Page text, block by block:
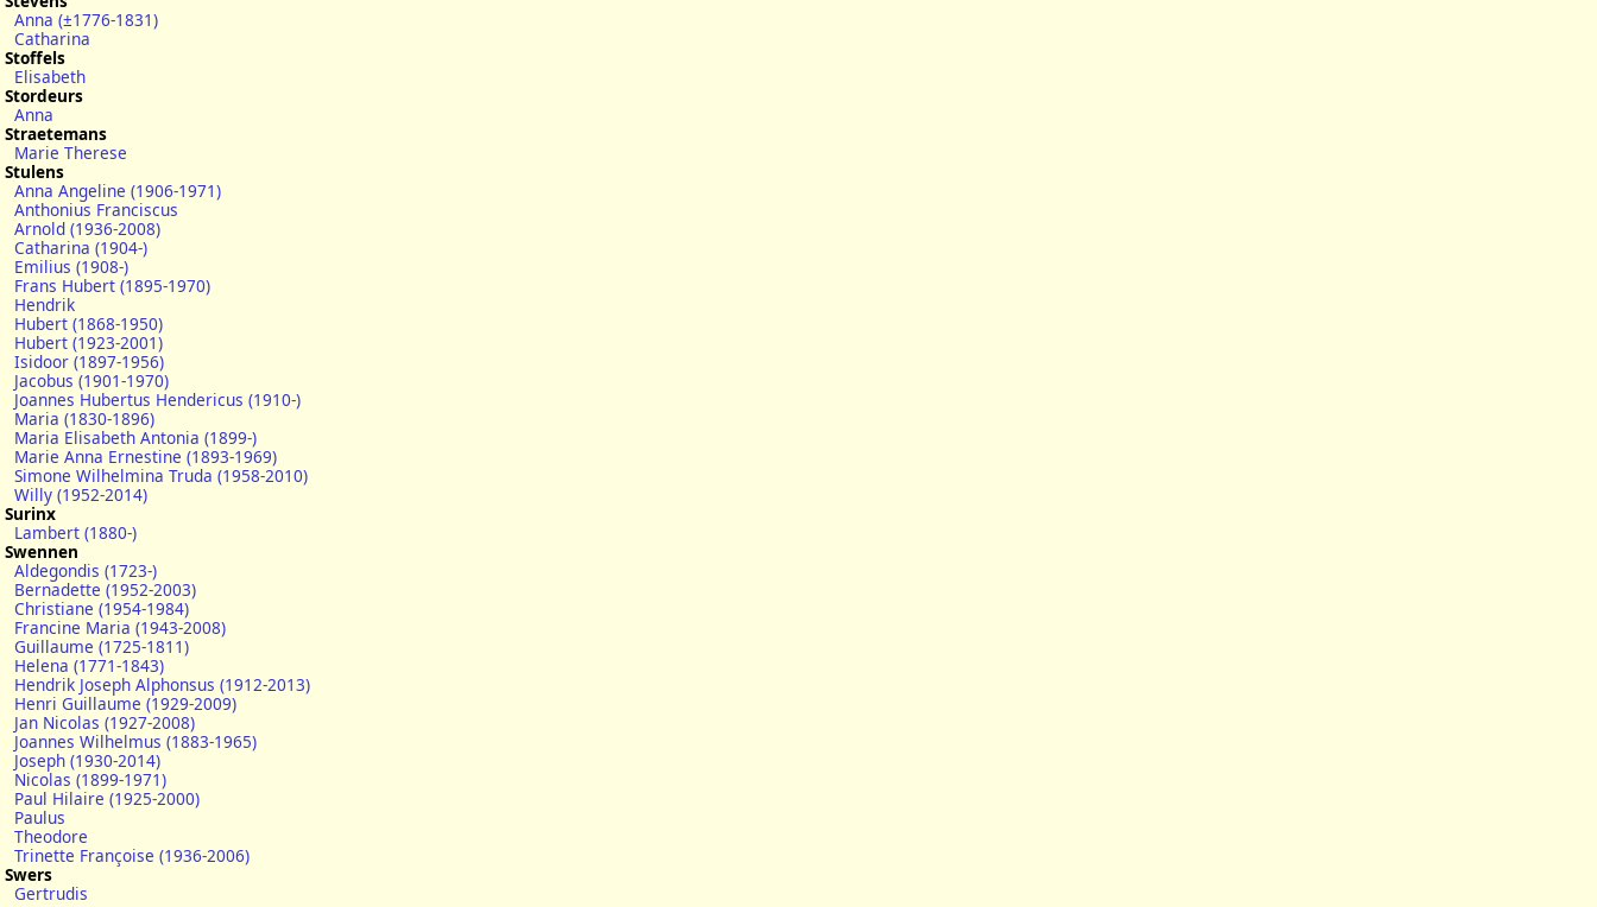
Anna (±1776-1831)
Catharina
Stoffels
Elisabeth
Stordeurs
Anna
Straetemans
Marie Therese
Stulens
Anna Angeline (1906-1971)
Anthonius Franciscus
Arnold (1936-2008)
Catharina (1904-)
Emilius (1908-)
Frans Hubert (1895-1970)
Hendrik
Hubert (1868-1950)
Hubert (1923-2001)
Isidoor (1897-1956)
Jacobus (1901-1970)
Joannes Hubertus Hendericus (1910-)
Maria (1830-1896)
Maria Elisabeth Antonia (1899-)
Marie Anna Ernestine (1893-1969)
Simone Wilhelmina Truda (1958-2010)
Willy (1952-2014)
Surinx
Lambert (1880-)
Swennen
Aldegondis (1723-)
Bernadette (1952-2003)
Christiane (1954-1984)
Francine Maria (1943-2008)
Guillaume (1725-1811)
Helena (1771-1843)
Hendrik Joseph Alphonsus (1912-2013)
Henri Guillaume (1929-2009)
Jan Nicolas (1927-2008)
Joannes Wilhelmus (1883-1965)
Joseph (1930-2014)
Nicolas (1899-1971)
Paul Hilaire (1925-2000)
Paulus
Theodore
Trinette Françoise (1936-2006)
Swers
Gertrudis